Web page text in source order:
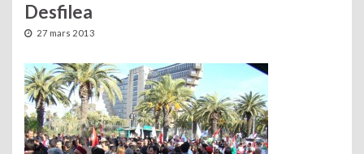
Desfilea
27 mars 2013